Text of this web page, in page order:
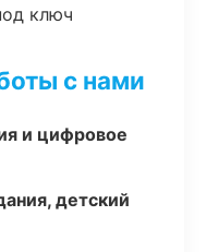
ключ
с нами
и цифровое
детский